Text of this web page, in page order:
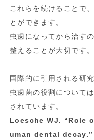
これらを続けることで
とができます。
虫歯になってから治す
整えることが大切です。
国際的に引用される研究
虫歯菌の役割について
されています。
Loesche WJ. “Role
uman dental